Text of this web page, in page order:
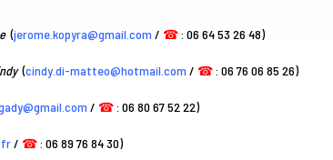
(jerome.kopyra@gmail.com / ☎: 06 64 53 26 48)
(cindy.di-matteo@hotmail.com / ☎: 06 76 06 85 26)
/ ☎: 06 80 67 52 22)
/ ☎: 06 89 76 84 30)